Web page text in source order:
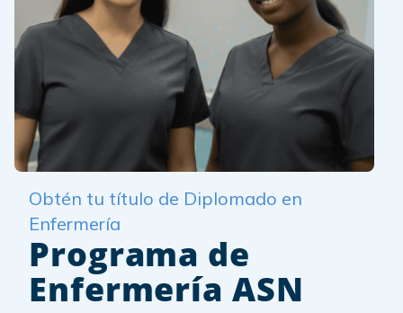
Obtén tu título de Diplomado en
Enfermería
Programa de
Enfermería ASN